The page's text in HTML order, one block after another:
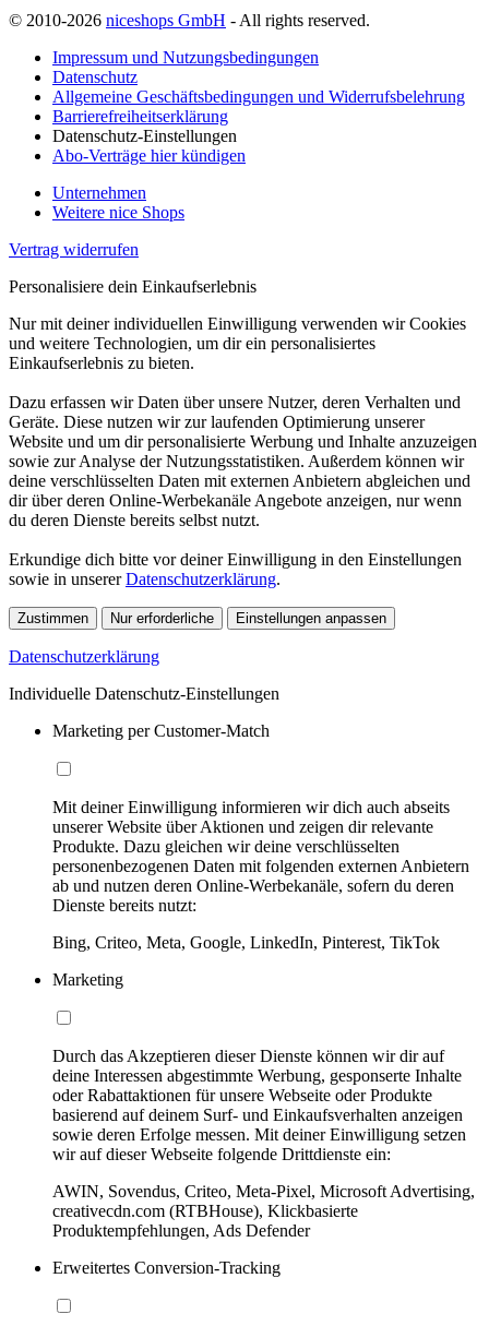
© 2010-2026 niceshops GmbH - All rights reserved.
Impressum und Nutzungsbedingungen
Datenschutz
Allgemeine Geschäftsbedingungen und Widerrufsbelehrung
Barrierefreiheitserklärung
Datenschutz-Einstellungen
Abo-Verträge hier kündigen
Unternehmen
Weitere nice Shops
Vertrag widerrufen
Personalisiere dein Einkaufserlebnis
Nur mit deiner individuellen Einwilligung verwenden wir Cookies
und weitere Technologien, um dir ein personalisiertes
Einkaufserlebnis zu bieten.
Dazu erfassen wir Daten über unsere Nutzer, deren Verhalten und
Geräte. Diese nutzen wir zur laufenden Optimierung unserer
Website und um dir personalisierte Werbung und Inhalte anzuzeigen
sowie zur Analyse der Nutzungsstatistiken. Außerdem können wir
deine verschlüsselten Daten mit externen Anbietern abgleichen und
dir über deren Online-Werbekanäle Angebote anzeigen, nur wenn
du deren Dienste bereits selbst nutzt.
Erkundige dich bitte vor deiner Einwilligung in den Einstellungen
sowie in unsererDatenschutzerklärung.
Zustimmen Nur erforderliche Einstellungen anpassen
Datenschutzerklärung
Individuelle Datenschutz-Einstellungen
Marketing per Customer-Match
Mit deiner Einwilligung informieren wir dich auch abseits
unserer Website über Aktionen und zeigen dir relevante
Produkte. Dazu gleichen wir deine verschlüsselten
personenbezogenen Daten mit folgenden externen Anbietern
ab und nutzen deren Online-Werbekanäle, sofern du deren
Dienste bereits nutzt:
Bing, Criteo, Meta, Google, LinkedIn, Pinterest, TikTok
Marketing
Durch das Akzeptieren dieser Dienste können wir dir auf
deine Interessen abgestimmte Werbung, gesponserte Inhalte
oder Rabattaktionen für unsere Webseite oder Produkte
basierend auf deinem Surf- und Einkaufsverhalten anzeigen
sowie deren Erfolge messen. Mit deiner Einwilligung setzen
wir auf dieser Webseite folgende Drittdienste ein:
AWIN, Sovendus, Criteo, Meta-Pixel, Microsoft Advertising,
creativecdn.com (RTBHouse), Klickbasierte
Produktempfehlungen, Ads Defender
Erweitertes Conversion-Tracking